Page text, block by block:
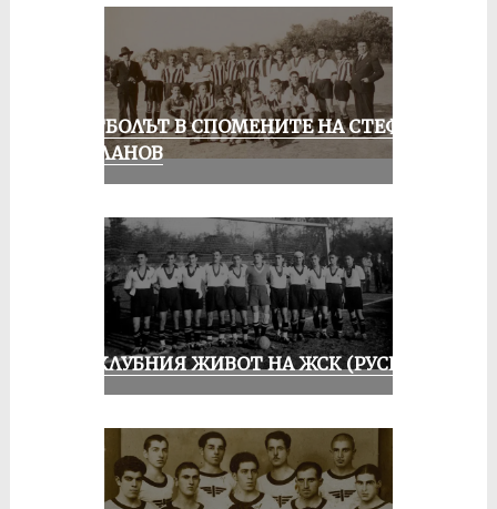
ФУТБОЛЪТ В СПОМЕНИТЕ НА СТЕФАН
МИЛАНОВ
ИЗ КЛУБНИЯ ЖИВОТ НА ЖСК (РУСЕ)